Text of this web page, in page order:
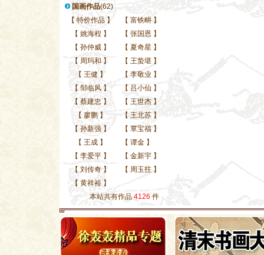
国画作品(62)
【 特价作品】 【 富铁畊 】
【 姚海程 】 【 张国恩 】
【 孙仲威】 【 夏奇星 】
【 周玛和 】 【 王蛰堪 】
【 王健】 【 李敬业 】
【 邹临风】 【 吕小仙 】
【 蔡建忠 】 【 王世杰 】
【 廖鹏】 【 王北苏 】
【 孙新强】 【 覃宝福 】
【 王成】 【 谭金 】
【 李爱平】 【 金新宇 】
【 刘传奇】 【 周玉拄 】
【 黄祥裕】
本站共有作品 4126 件